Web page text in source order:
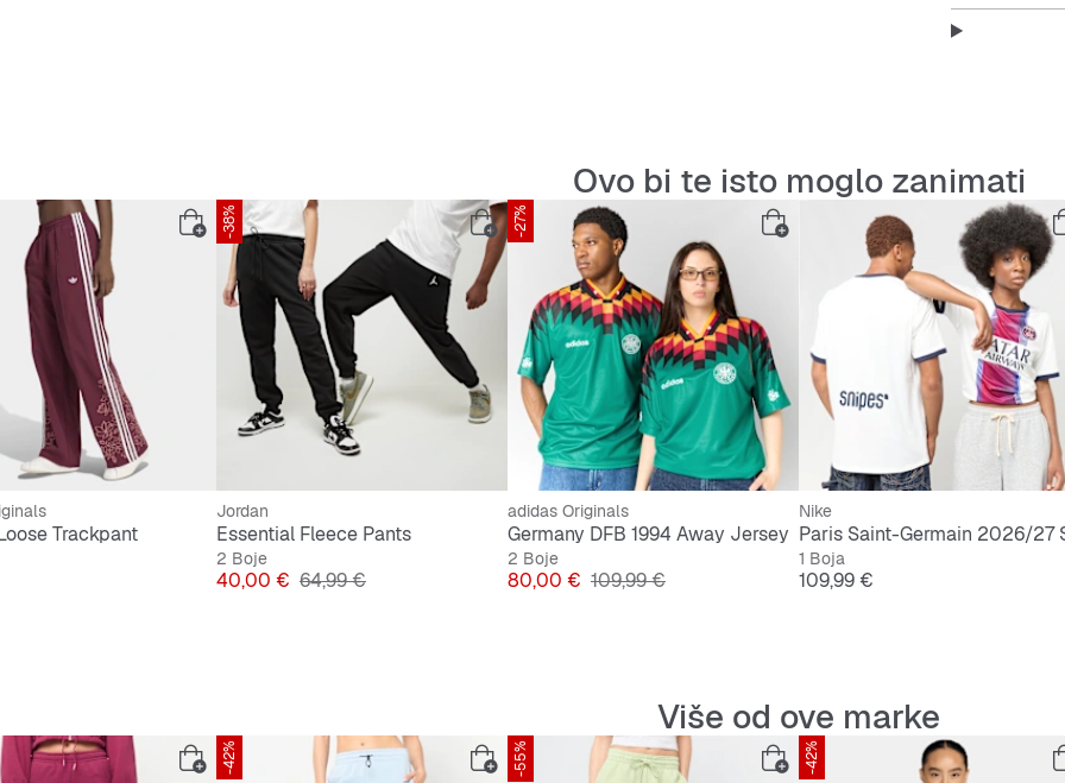
ruke.
Tijelo:
/ 3%
Bočni
Izvezani
Ovo bi te isto moglo zanimati
Trackpant
-38%
Jordan
Essential Fleece Pants
2 Boje
Cijena
40,00 € Originalna cijena
64,99 €
-27%
adidas Originals
Germany DFB 1994 Away Jersey
2 Boje
Cijena
80,00 € Originalna cijena
109,99 €
Nike
1 Boja
Cijena
109,99 €
Više od ove marke
-42% -55% -42%